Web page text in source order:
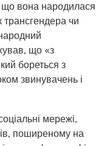
що вона народилася
трансгендера чи
що «з
бореться з
звинувачень і
мережі,
поширеному на